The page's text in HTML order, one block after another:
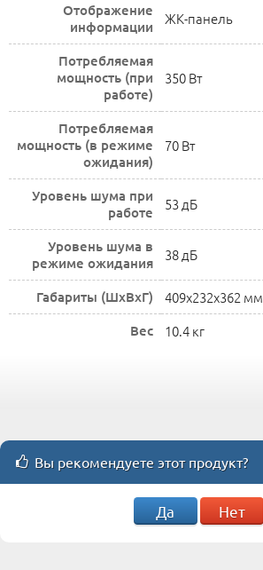
Отображение
информации
ЖК-панель
Потребляемая
мощность (при
работе)
350 Вт
Потребляемая
мощность (в режиме
ожидания)
70 Вт
Уровень шума при
работе
53 дБ
Уровень шума в
режиме ожидания
38 дБ
Габариты (ШхВхГ) 409x232x362 мм
Вес 10.4 кг
Вы рекомендуете этот продукт?
Да Нет